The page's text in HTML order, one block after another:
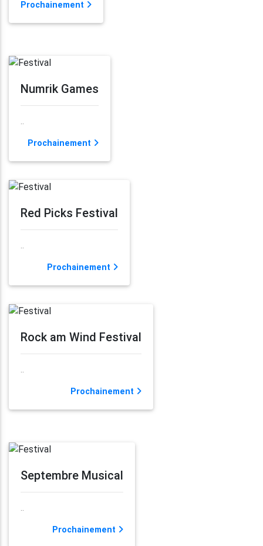
Prochainement
Numrik Games
..
Prochainement
Red Picks Festival
..
Prochainement
Rock am Wind Festival
..
Prochainement
Septembre Musical
..
Prochainement